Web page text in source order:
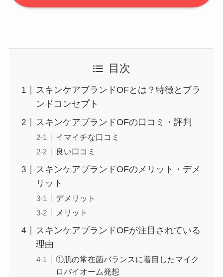
目次
スキンケアブランドOFとは？特徴とブラ
ンドコンセプト
スキンケアブランドOFの口コミ・評判
イマイチな口コミ
良い口コミ
スキンケアブランドOFのメリット・デメ
リット
デメリット
メリット
スキンケアブランドOFが注目されている
理由
①肌の常在菌バランスに着目したマイク
ロバイオーム発想